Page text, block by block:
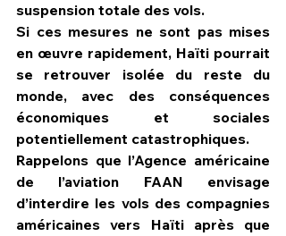
suspension totale des vols.
Si ces mesures ne sont pas mises
en œuvre rapidement, Haïti pourrait
se retrouver isolée du reste du
monde, avec des conséquences
économiques et sociales
potentiellement catastrophiques.
Rappelons que l’Agence américaine
de l’aviation FAAN envisage
d’interdire les vols des compagnies
américaines vers Haïti après que